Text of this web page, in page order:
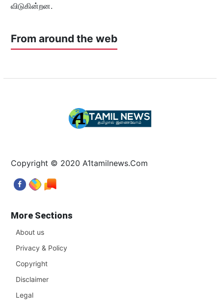
விடுகின்றன.
From around the web
Copyright © 2020 A1tamilnews.Com
More Sections
About us
Privacy & Policy
Copyright
Disclaimer
Legal